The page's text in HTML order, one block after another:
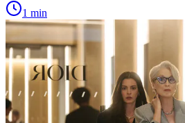
1 min